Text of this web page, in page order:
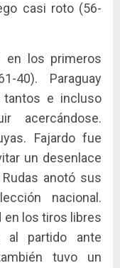
casi roto (56-
en los primeros
40). Paraguay
e incluso
acercándose.
Fajardo fue
un desenlace
anotó sus
nacional.
en los tiros libres
al partido ante
tuvo un